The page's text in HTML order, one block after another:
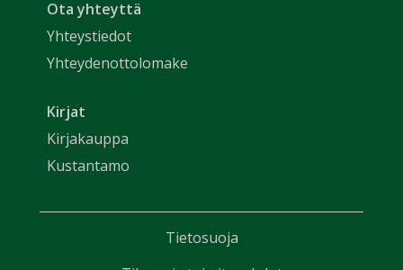
Ota yhteyttä
Yhteystiedot
Yhteydenottolomake
Kirjat
Kirjakauppa
Kustantamo
Tietosuoja